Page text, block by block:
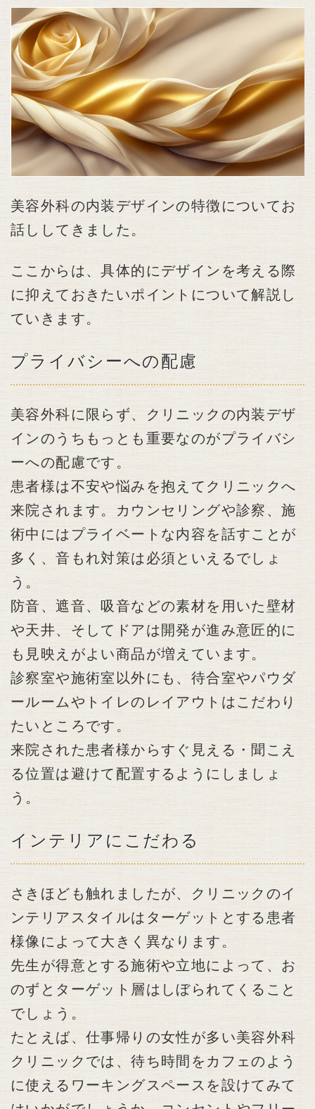
美容外科の内装デザインの特徴についてお
話ししてきました。
ここからは、具体的にデザインを考える際
に抑えておきたいポイントについて解説し
ていきます。
プライバシーへの配慮
美容外科に限らず、クリニックの内装デザ
インのうちもっとも重要なのがプライバシ
ーへの配慮です。
患者様は不安や悩みを抱えてクリニックへ
来院されます。カウンセリングや診察、施
術中にはプライベートな内容を話すことが
多く、音もれ対策は必須といえるでしょ
う。
防音、遮音、吸音などの素材を用いた壁材
や天井、そしてドアは開発が進み意匠的に
も見映えがよい商品が増えています。
診察室や施術室以外にも、待合室やパウダ
ールームやトイレのレイアウトはこだわり
たいところです。
来院された患者様からすぐ見える・聞こえ
る位置は避けて配置するようにしましょ
う。
インテリアにこだわる
さきほども触れましたが、クリニックのイ
ンテリアスタイルはターゲットとする患者
様像によって大きく異なります。
先生が得意とする施術や立地によって、お
のずとターゲット層はしぼられてくること
でしょう。
たとえば、仕事帰りの女性が多い美容外科
クリニックでは、待ち時間をカフェのよう
に使えるワーキングスペースを設けてみて